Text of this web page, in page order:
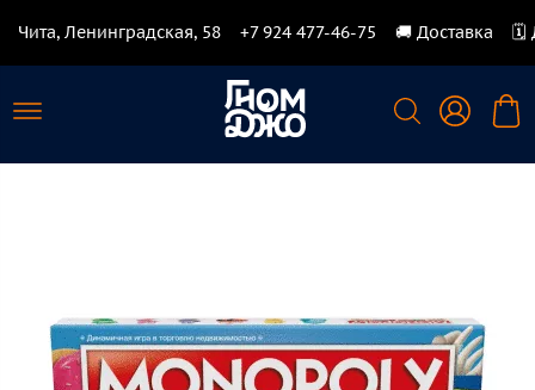
Чита, Ленинградская, 58 +7 924 477-46-75 🚚 Доставка 🗓️